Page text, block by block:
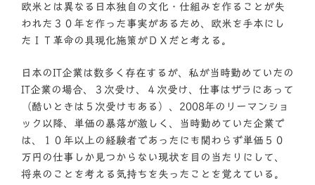
欧米とは異なる日本独自の文化・仕組みを作ることが失
われた３０年を作った事実があるため、欧米を手本にし
たＩＴ革命の具現化施策がＤＸだと考える。
日本のIT企業は数多く存在するが、私が当時勤めていたの
IT企業の場合、３次受け、４次受け、仕事はザラにあって
（酷いときは５次受けもある）、2008年のリーマンショ
ック以降、単価の暴落が激しく、当時勤めていた企業で
は、１０年以上の経験者であったにも関わらず単価５０
万円の仕事しか見つからない現状を目の当たりにして、
将来のことを考える気持ちを失ったことを覚えている。